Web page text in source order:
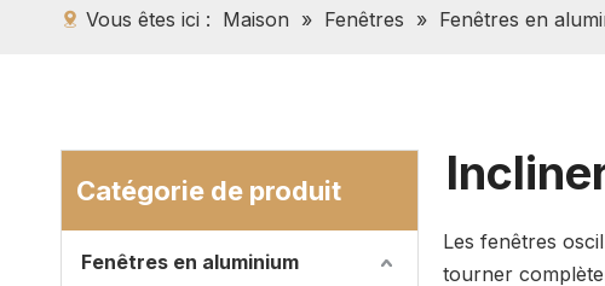
Vous êtes ici : Maison » Fenêtres » Fenêtres en
Catégorie de produit
Fenêtres en aluminium
Les fenêtres
tourner